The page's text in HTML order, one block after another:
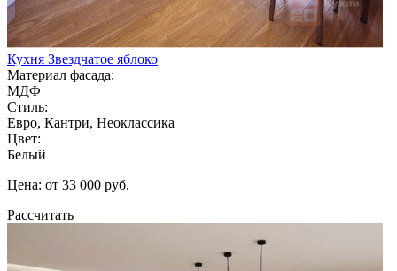
Кухня Звездчатое яблоко
Материал фасада:
МДФ
Стиль:
Евро, Кантри, Неоклассика
Цвет:
Белый
Цена: от 33 000 руб.
Рассчитать